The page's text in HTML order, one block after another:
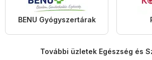
BENU Gyógyszertárak
További üzletek Egészség és